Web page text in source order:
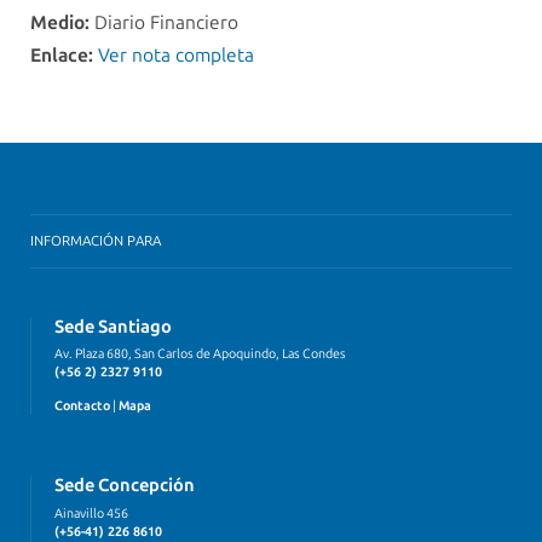
Medio: Diario Financiero
Enlace: Ver nota completa
INFORMACIÓN PARA
Sede Santiago
Av. Plaza 680, San Carlos de Apoquindo, Las Condes
(+56 2) 2327 9110
Contacto Mapa
Sede Concepción
Ainavillo 456
(+56-41) 226 8610